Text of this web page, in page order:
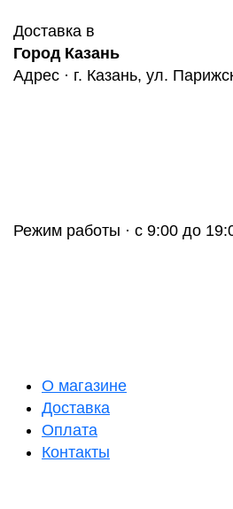
Доставка в
Город Казань
Адрес · г. Казань, ул.
Режим работы · с 9:00 до
О магазине
Доставка
Оплата
Контакты